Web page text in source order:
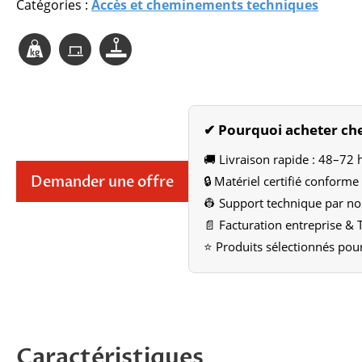
Catégories : Accès et cheminements techniques
Demander une offre
✔ Pourquoi acheter
🚚 Livraison rapide : 48–72
🔒 Matériel certifié
👷 Support technique par
📄 Facturation entreprise &
⭐ Produits sélectionnés